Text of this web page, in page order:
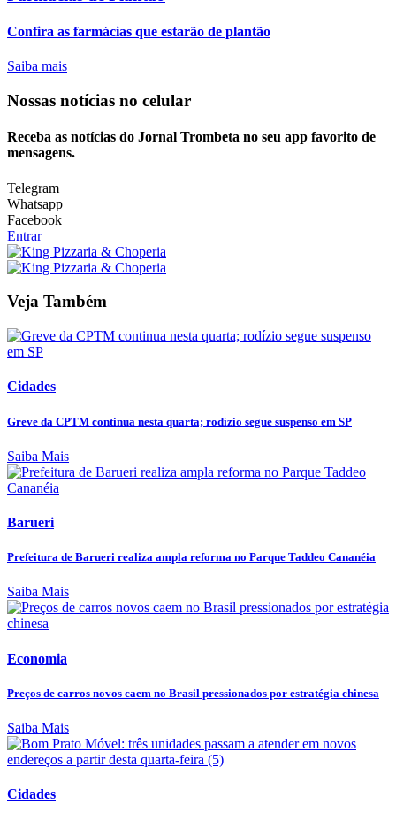
Confira as farmácias que estarão de plantão
Saiba mais
Nossas notícias no celular
Receba as notícias do Jornal Trombeta no seu app favorito de
mensagens.
Telegram
Whatsapp
Facebook
Entrar
Veja Também
Cidades
Greve da CPTM continua nesta quarta; rodízio segue suspenso em SP
Saiba Mais
Barueri
Prefeitura de Barueri realiza ampla reforma no Parque Taddeo Cananéia
Saiba Mais
Economia
Preços de carros novos caem no Brasil pressionados por estratégia chinesa
Saiba Mais
Cidades